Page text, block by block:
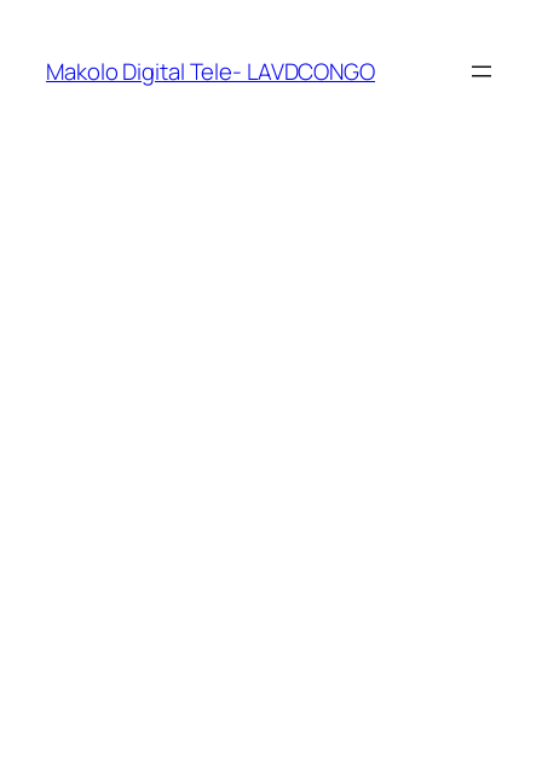
Makolo Digital Tele- LAVDCONGO